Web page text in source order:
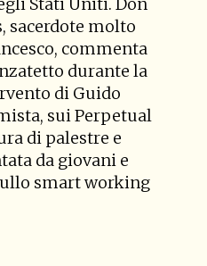
sacerdote molto
commenta
durante la
di Guido
sui Perpetual
di palestre e
da giovani e
smart working